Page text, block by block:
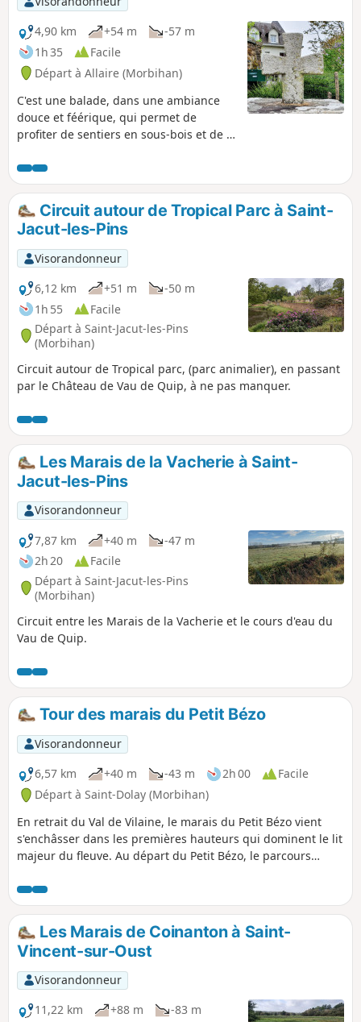
4,90 km
+54 m
-57 m
1h 35
Facile
Départ à Allaire (Morbihan)
C'est une balade, dans une ambiance
douce et féérique, qui permet de
profiter de sentiers en sous-bois et de la
du Moulin de Quip, XVIIIe siècle.
Circuit autour de Tropical Parc à Saint-
Jacut-les-Pins
Visorandonneur
6,12 km
+51 m
-50 m
1h 55
Facile
Départ à Saint-Jacut-les-Pins
(Morbihan)
Circuit autour de Tropical parc, (parc animalier), en passant
par le Château de Vau de Quip, à ne pas manquer.
Les Marais de la Vacherie à Saint-
Jacut-les-Pins
Visorandonneur
7,87 km
+40 m
-47 m
2h 20
Facile
Départ à Saint-Jacut-les-Pins
(Morbihan)
Circuit entre les Marais de la Vacherie et le cours d'eau du
Vau de Quip.
Tour des marais du Petit Bézo
Visorandonneur
6,57 km
+40 m -43 m 2h 00
Facile
Départ à Saint-Dolay (Morbihan)
En retrait du Val de Vilaine, le marais du Petit Bézo vient
s'enchâsser dans les premières hauteurs qui dominent le lit
majeur du fleuve. Au départ du Petit Bézo, le parcours
puis de contourner ensuite le marais pour revenir au
Moulin du Roho, là où la vallée se resserre. Le retour au
départ se fait en longeant l'autre rive de la zone humide.
Les Marais de Coinanton à Saint-
Vincent-sur-Oust
Visorandonneur
11,22 km
+88 m
-83 m